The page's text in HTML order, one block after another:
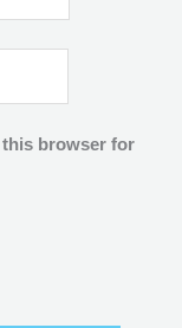
this browser for